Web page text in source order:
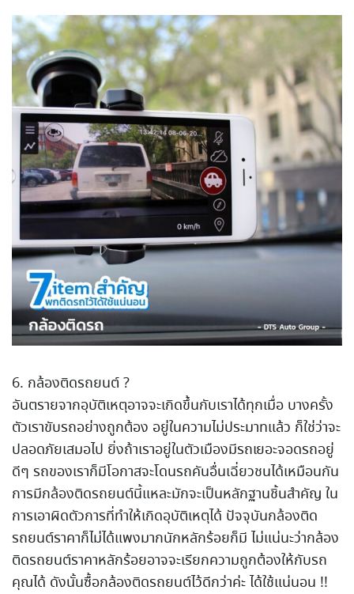
6. กล้องติดรถยนต์ ?
อันตรายจากอุบัติเหตุอาจจะเกิดขึ้นกับเราได้ทุกเมื่อ บางครั้ง
ตัวเราขับรถอย่างถูกต้อง อยู่ในความไม่ประมาทแล้ว ก็ใช่ว่าจะ
ปลอดภัยเสมอไป ยิ่งถ้าเราอยู่ในตัวเมืองมีรถเยอะจอดรถอยู่
ดีๆ รถของเราก็มีโอกาสจะโดนรถคันอื่นเฉี่ยวชนได้เหมือนกัน
การมีกล้องติดรถยนต์นี้แหละมักจะเป็นหลักฐานชิ้นสำคัญ ใน
การเอาผิดตัวการที่ทำให้เกิดอุบัติเหตุได้ ปัจจุบันกล้องติด
รถยนต์ราคาก็ไม่ได้แพงมากนักหลักร้อยก็มี ไม่แน่นะว่ากล้อง
ติดรถยนต์ราคาหลักร้อยอาจจะเรียกความถูกต้องให้กับรถ
คุณได้ ดังนั้นซื้อกล้องติดรถยนต์ไว้ดีกว่าค่ะ ได้ใช้แน่นอน !!